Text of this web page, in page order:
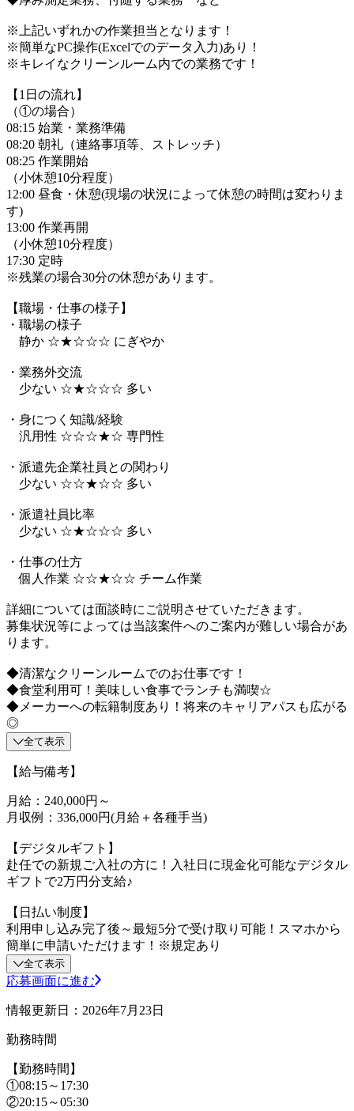
※上記いずれかの作業担当となります！
※簡単なPC操作(Excelでのデータ入力)あり！
※キレイなクリーンルーム内での業務です！
【1日の流れ】
（①の場合）
08:15 始業・業務準備
08:20 朝礼（連絡事項等、ストレッチ）
08:25 作業開始
（小休憩10分程度）
12:00 昼食・休憩(現場の状況によって休憩の時間は変わりま
す)
13:00 作業再開
（小休憩10分程度）
17:30 定時
※残業の場合30分の休憩があります。
【職場・仕事の様子】
・職場の様子
静か ☆★☆☆☆ にぎやか
・業務外交流
少ない ☆★☆☆☆ 多い
・身につく知識/経験
汎用性 ☆☆☆★☆ 専門性
・派遣先企業社員との関わり
少ない ☆☆★☆☆ 多い
・派遣社員比率
少ない ☆★☆☆☆ 多い
・仕事の仕方
個人作業 ☆☆★☆☆ チーム作業
詳細については面談時にご説明させていただきます。
募集状況等によっては当該案件へのご案内が難しい場合があ
ります。
◆清潔なクリーンルームでのお仕事です！
◆食堂利用可！美味しい食事でランチも満喫☆
◆メーカーへの転籍制度あり！将来のキャリアパスも広がる
◎
全て表示
【給与備考】
月給：240,000円～
月収例：336,000円(月給＋各種手当)
【デジタルギフト】
赴任での新規ご入社の方に！入社日に現金化可能なデジタル
ギフトで2万円分支給♪
【日払い制度】
利用申し込み完了後～最短5分で受け取り可能！スマホから
簡単に申請いただけます！※規定あり
全て表示
応募画面に進む
情報更新日：2026年7月23日
勤務時間
【勤務時間】
①08:15～17:30
②20:15～05:30